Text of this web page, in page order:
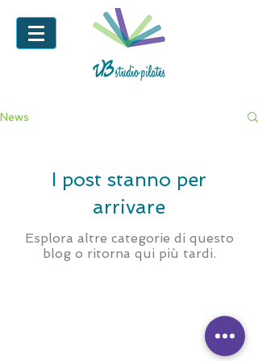
News
I post stanno per
arrivare
Esplora altre categorie di questo
blog o ritorna qui più tardi.